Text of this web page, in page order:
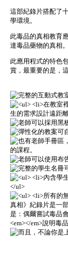
這部紀錄片搭配了
學環境。
此毒品的真相教育
達毒品藥物的真相。
此應用程式的特色
賞，最重要的是，